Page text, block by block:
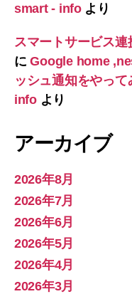
smart - infoより
スマートサービス
にGoogle home
ッシュ通知をやっ
infoより
アーカイブ
2026年8月
2026年7月
2026年6月
2026年5月
2026年4月
2026年3月